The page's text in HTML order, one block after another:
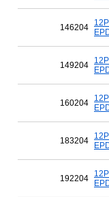
146204
149204
160204
183204
192204